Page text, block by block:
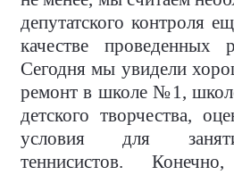
депутатского контроля
качестве проведенных
Сегодня мы увидели
ремонт в школе №1,
детского творчества,
условия для
теннисистов.